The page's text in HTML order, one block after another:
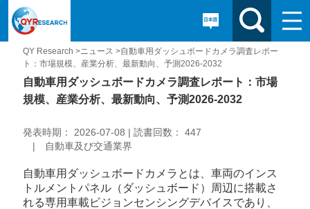
QY Research >ニュース >自動車用ダッシュボードカメラ調査レポー
ト：市場規模、産業分析、最新動向、予測2026-2032
自動車用ダッシュボードカメラ調査レポート：市場
規模、産業分析、最新動向、予測2026-2032
発表時期： 2026-07-08 | 読書回数： 447
| 自動車及び交通業界
自動車用ダッシュボードカメラとは、車両のインス
トルメントパネル（ダッシュボード）周辺に搭載さ
れる専用車載ビジョンセンシングデバイスであり、